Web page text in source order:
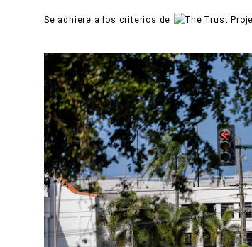
Se adhiere a los criterios de